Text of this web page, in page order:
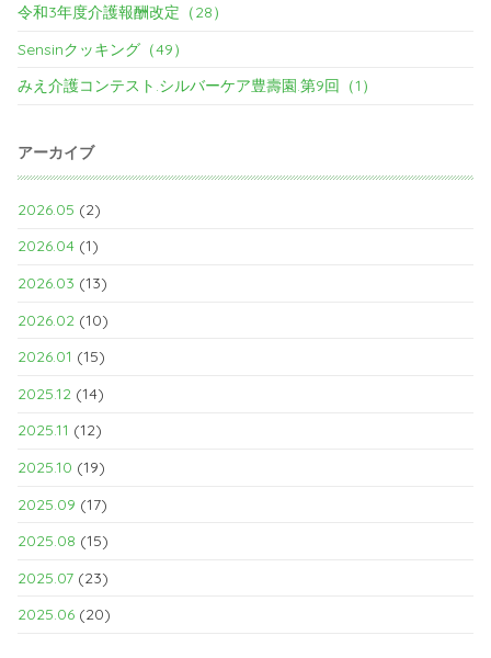
令和3年度介護報酬改定（28）
Sensinクッキング（49）
みえ介護コンテスト.シルバーケア豊壽園.第9回（1）
アーカイブ
2026.05 (2)
2026.04 (1)
2026.03 (13)
2026.02 (10)
2026.01 (15)
2025.12 (14)
2025.11 (12)
2025.10 (19)
2025.09 (17)
2025.08 (15)
2025.07 (23)
2025.06 (20)